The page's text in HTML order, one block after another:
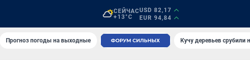
СЕЙЧАС
+13°C
USD 82,17
EUR 94,84
Прогноз погоды на выходные Кучу деревьев срубили